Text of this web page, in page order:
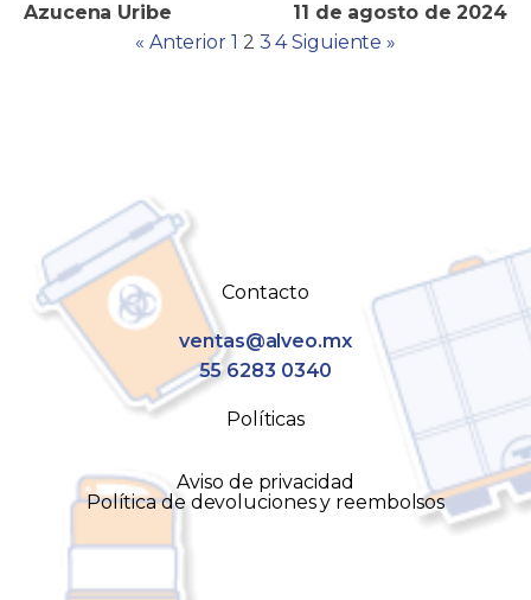
Azucena Uribe
11 de agosto de 2024
« Anterior 1 2 3 4 Siguiente »
Contacto
ventas@alveo.mx
55 6283 0340
Políticas
Aviso de privacidad
Política de devoluciones y reembolsos